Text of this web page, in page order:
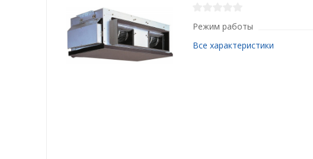
Режим работы
Все характеристики